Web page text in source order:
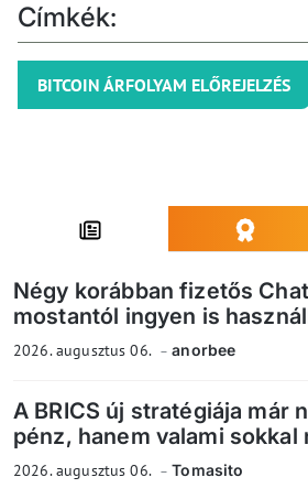
Címkék:
BITCOIN ÁRFOLYAM ELŐREJELZÉS
Négy korábban fizetős
mostantól ingyen is
2026. augusztus 06. anorbee
A BRICS új stratégiája már
pénz, hanem valami sokkal
2026. augusztus 06. Tomasito